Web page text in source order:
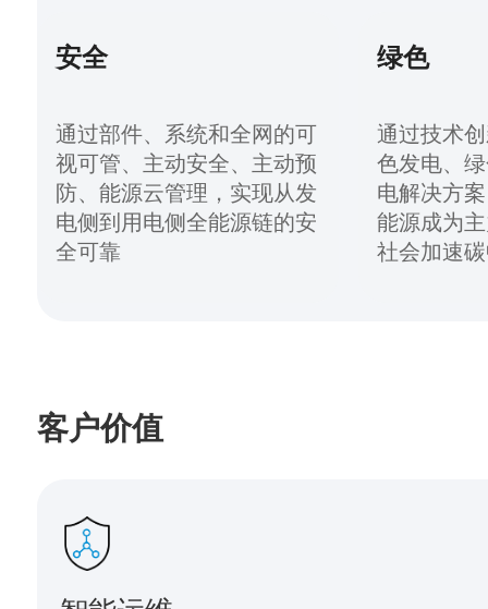
安全
通过部件、系统和全网的可
视可管、主动安全、主动预
防、能源云管理，实现从发
电侧到用电侧全能源链的安
全可靠
绿色
通过技术
色发电、
电解决方
能源成为
社会加速
客户价值